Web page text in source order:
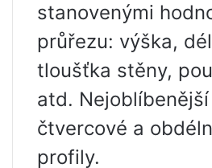
stanovenými
průřezu: výška,
tloušťka stěny,
atd. Nejoblíbenější
čtvercové a
profily.